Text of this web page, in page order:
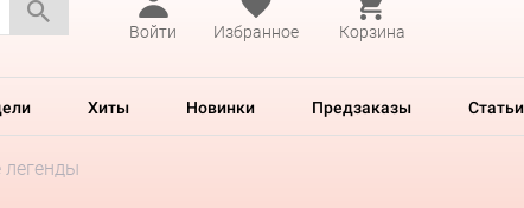
Войти
Избранное Корзина
Хиты Новинки Предзаказы Статьи